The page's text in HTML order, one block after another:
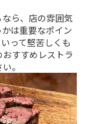
ら、店の雰囲気
は重要なポイン
って堅苦しくも
おすすめレストラ
。